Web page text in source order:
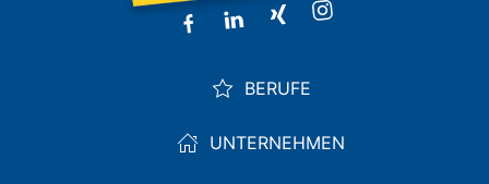
BERUFE
UNTERNEHMEN